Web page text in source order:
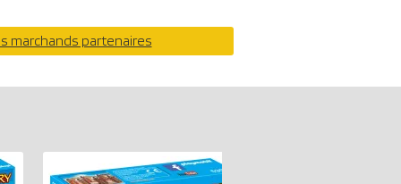
marchands partenaires